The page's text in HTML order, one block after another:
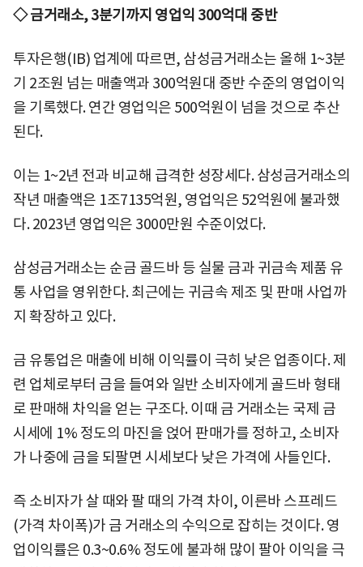
◇ 금거래소, 3분기까지 영업익 300억대 중반
투자은행(IB) 업계에 따르면, 삼성금거래소는 올해 1~3분
기 2조원 넘는 매출액과 300억원대 중반 수준의 영업이익
을 기록했다. 연간 영업익은 500억원이 넘을 것으로 추산
된다.
이는 1~2년 전과 비교해 급격한 성장세다. 삼성금거래소의
작년 매출액은 1조7135억원, 영업익은 52억원에 불과했
다. 2023년 영업익은 3000만원 수준이었다.
삼성금거래소는 순금 골드바 등 실물 금과 귀금속 제품 유
통 사업을 영위한다. 최근에는 귀금속 제조 및 판매 사업까
지 확장하고 있다.
금 유통업은 매출에 비해 이익률이 극히 낮은 업종이다. 제
련 업체로부터 금을 들여와 일반 소비자에게 골드바 형태
로 판매해 차익을 얻는 구조다. 이때 금 거래소는 국제 금
시세에 1% 정도의 마진을 얹어 판매가를 정하고, 소비자
가 나중에 금을 되팔면 시세보다 낮은 가격에 사들인다.
즉 소비자가 살 때와 팔 때의 가격 차이, 이른바 스프레드
(가격 차이폭)가 금 거래소의 수익으로 잡히는 것이다. 영
업이익률은 0.3~0.6% 정도에 불과해 많이 팔아 이익을 극